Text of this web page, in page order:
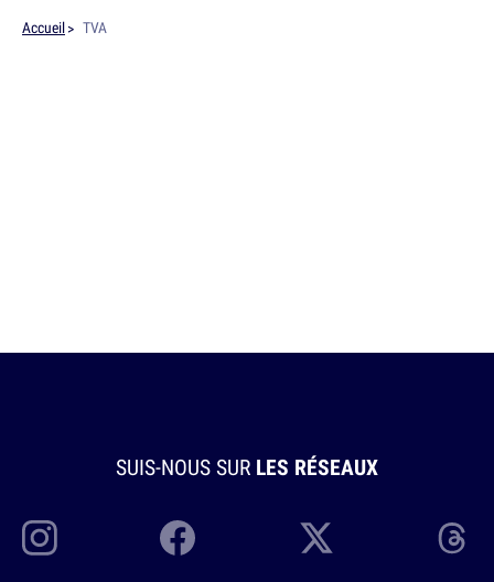
Accueil TVA
SUIS-NOUS SUR LES RÉSEAUX